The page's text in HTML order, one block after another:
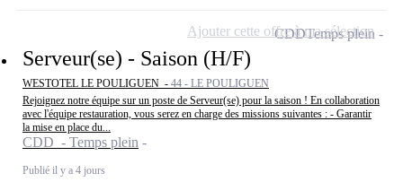
Serveur(se) - Saison (H/F)
WESTOTEL LE POULIGUEN - 44 - LE POULIGUEN
Rejoignez notre équipe sur un poste de Serveur(se) pour la saison ! En collaboration
avec l'équipe restauration, vous serez en charge des missions suivantes : - Garantir
la mise en place du...
CDD - Temps plein
Publié il y a 4 jours
CDDTemps plein
Ajouter cette offre à ma sélection